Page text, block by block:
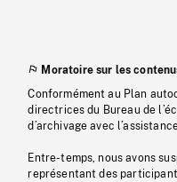
Moratoire sur les
Conformément au Plan
directrices du Bureau de
d’archivage avec
Entre-temps, nous avons
représentant des